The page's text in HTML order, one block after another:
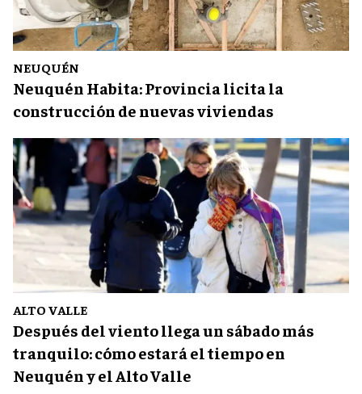
NEUQUÉN
Neuquén Habita: Provincia licita la
construcción de nuevas viviendas
ALTO VALLE
Después del viento llega un sábado más
tranquilo: cómo estará el tiempo en
Neuquén y el Alto Valle